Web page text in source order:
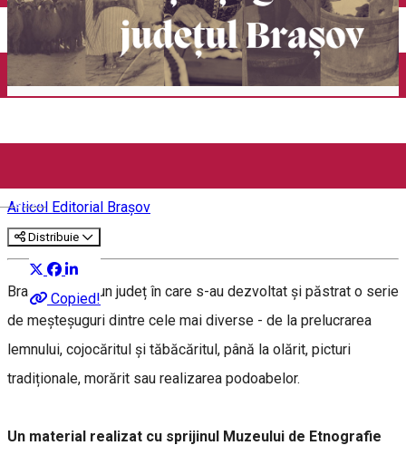
English
Articol Editorial Brașov
Distribuie
Copied!
Brașovul este un județ în care s-au dezvoltat și păstrat o serie
de meșteșuguri dintre cele mai diverse - de la prelucrarea
lemnului, cojocăritul și tăbăcăritul, până la olărit, picturi
tradiționale, morărit sau realizarea podoabelor.
Un material realizat cu sprijinul Muzeului de Etnografie